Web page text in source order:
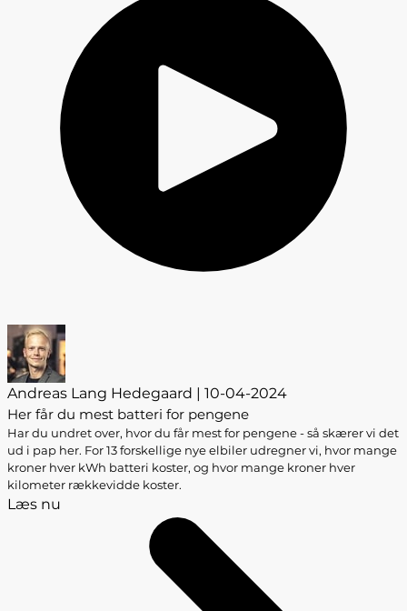
Andreas Lang Hedegaard | 10-04-2024
Her får du mest batteri for pengene
Har du undret over, hvor du får mest for pengene - så skærer vi det
ud i pap her. For 13 forskellige nye elbiler udregner vi, hvor mange
kroner hver kWh batteri koster, og hvor mange kroner hver
kilometer rækkevidde koster.
Læs nu